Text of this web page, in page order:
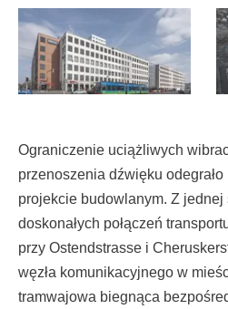
Ograniczenie uciążliwych
przenoszenia dźwięku
projekcie budowlanym. Z jednej
doskonałych połączeń
przy Ostendstrasse i
węzła komunikacyjnego w
tramwajowa biegnąca